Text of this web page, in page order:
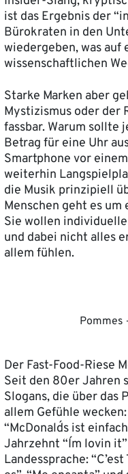
ist das Ergebnis der
Bürokraten in den
wiedergeben, was
wissenschaftlichen
Starke Marken aber
Mystizismus oder der
fassbar. Warum sollte
Betrag für eine Uhr
Smartphone vor
weiterhin
die Musik prinzipiell
Menschen geht es
Sie wollen
und dabei nicht alles
allem fühlen.
Pommes
Der Fast-Food-Riese
Seit den 80er Jahren
Slogans, die über das
allem Gefühle
“McDonald´s ist
Jahrzehnt “I´m lovin
Landessprache: